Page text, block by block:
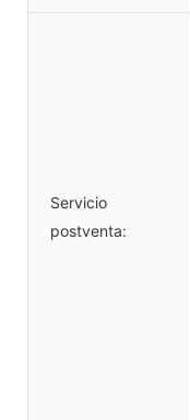
Servicio
postventa: